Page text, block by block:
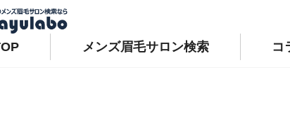
already defined in
already defined in/home/xs679489/mayulabo.jp/public_html/wp-
メンズ眉毛サロン検索 コ